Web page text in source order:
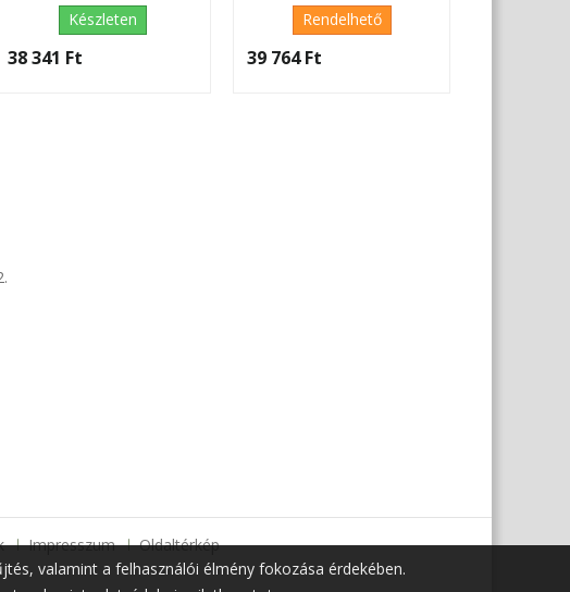
Készleten
38 341 Ft‎
Rendelhető
39 764 Ft‎
Impresszum
Oldaltérkép
valamint a felhasználói élmény fokozása érdekében.